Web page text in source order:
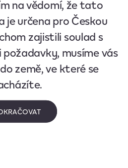
na vědomí, že tato
je určena pro Českou
zajistili soulad s
musíme vás
země, ve které se